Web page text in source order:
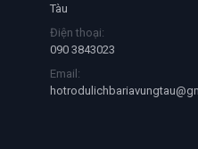
Tàu
Điện thoại:
090 3843023
Email: